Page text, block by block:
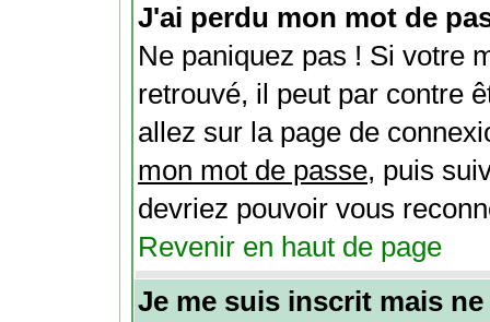
J'ai perdu mon mot de
Ne paniquez pas ! Si votre
retrouvé, il peut par contre
allez sur la page de
mon mot de passe, puis
devriez pouvoir vous
Revenir en haut de page
Je me suis inscrit mais